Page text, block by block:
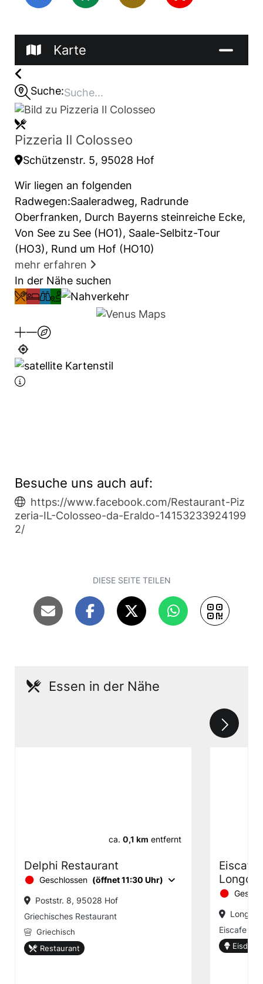
Karte
Suche:
Pizzeria Il Colosseo
Schützenstr. 5, 95028 Hof
Wir liegen an folgenden
Radwegen:Saaleradweg, Radrunde
Oberfranken, Durch Bayerns steinreiche Ecke,
Von See zu See (HO1), Saale-Selbitz-Tour
(HO3), Rund um Hof (HO10)
mehr erfahren
In der Nähe suchen
Besuche uns auch auf:
https://www.facebook.com/Restaurant-Piz
zeria-IL-Colosseo-da-Eraldo-14153233924199
2/
DIESE SEITE TEILEN
Essen in der Nähe
ca. 0,1 km entfernt
Delphi Restaurant
Geschlossen (öffnet 11:30 Uhr)
Poststr. 8, 95028 Hof
Griechisches Restaurant
Griechisch
Restaurant
Eiscafe
Eiscafe
Eisdiele